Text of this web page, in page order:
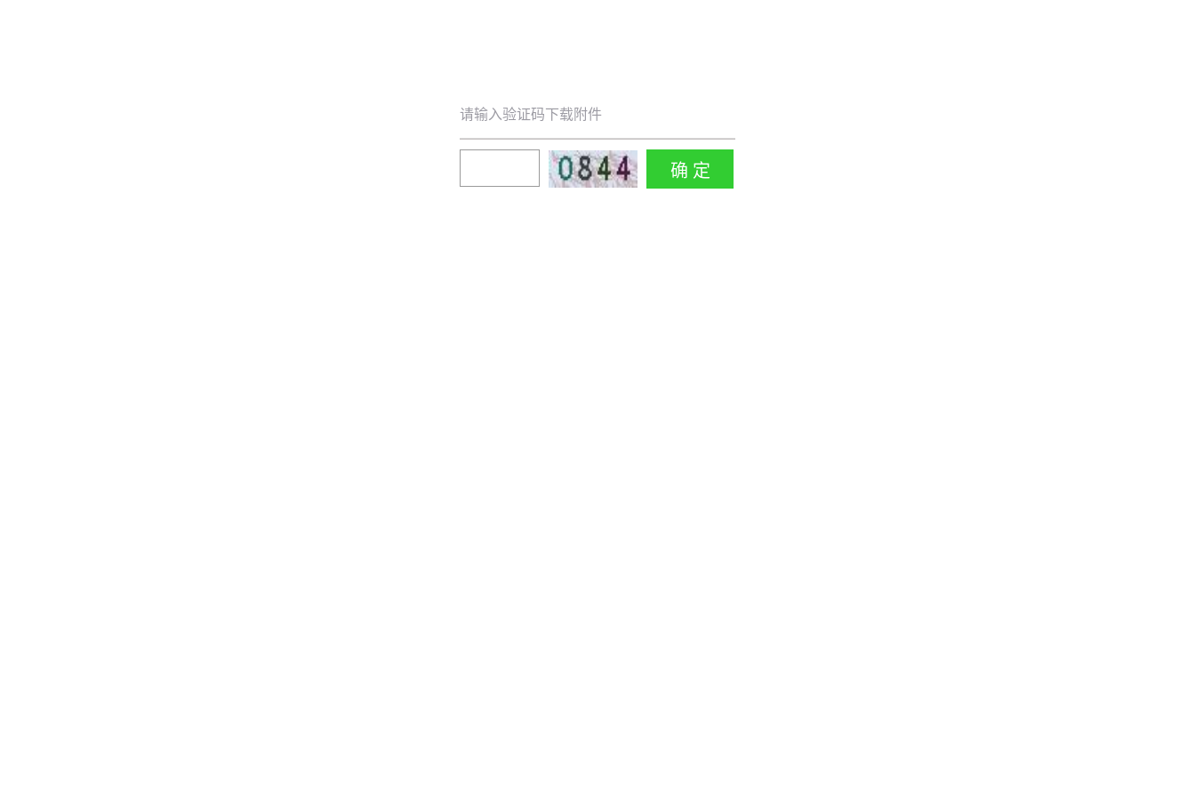
请输入验证码下载附件